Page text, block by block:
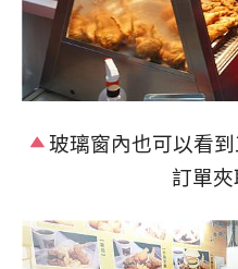
玻璃窗內也可以看
訂單夾